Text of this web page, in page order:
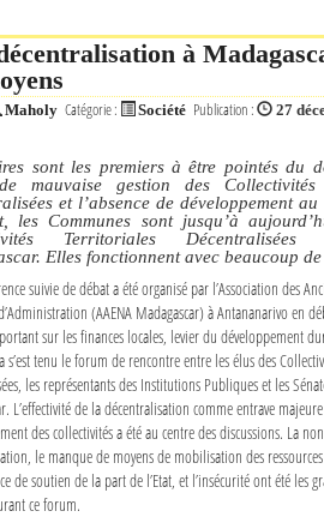
à
Maholy Catégorie : Société Publication : 27
sont les premiers à être pointés du
mauvaise gestion des Collectivités
et l’absence de développement
les Communes sont jusqu’à
Territoriales
Elles fonctionnent avec beaucoup
suivie de débat a été organisé par l’Association des
(AAENA Madagascar) à Antananarivo en
sur les finances locales, levier du développement
s’est tenu le forum de rencontre entre les élus des
les représentants des Institutions Publiques et les
L’effectivité de la décentralisation comme entrave
des collectivités a été au centre des discussions. La
le manque de moyens de mobilisation des
de soutien de la part de l’Etat, et l’insécurité ont été les
ce forum.